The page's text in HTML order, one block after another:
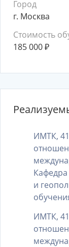
Город
г. Москва
Стоимость
185 000₽
ИМТК,
и
ИМТК,